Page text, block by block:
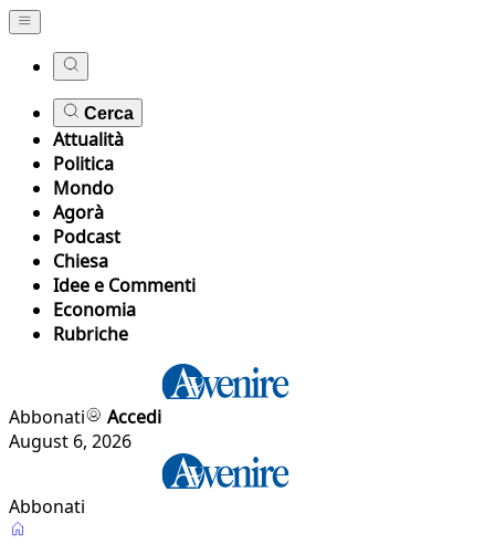
Cerca
Attualità
Politica
Mondo
Agorà
Podcast
Chiesa
Idee e Commenti
Economia
Rubriche
Abbonati
Accedi
August 6, 2026
Abbonati